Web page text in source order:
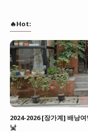
🔥Hot:
2024-2026 [장가계] 배낭
낯